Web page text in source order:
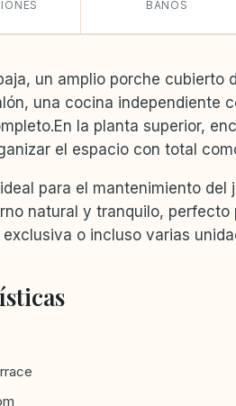
BAÑOS
un amplio porche cubierto
una cocina independiente
la planta superior,
el espacio con total
para el mantenimiento
natural y tranquilo,
o incluso varias